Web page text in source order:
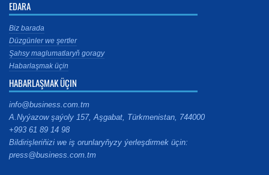
EDARA
Biz barada
Düzgünler we şertler
Şahsy maglumatlaryň goragy
Habarlaşmak üçin
HABARLAŞMAK ÜÇIN
info@business.com.tm
A.Nyýazow şaýoly 157, Aşgabat, Türkmenistan, 744000
+993 61 89 14 98
Bildirişleriňizi we iş orunlaryňyzy ýerleşdirmek üçin:
press@business.com.tm